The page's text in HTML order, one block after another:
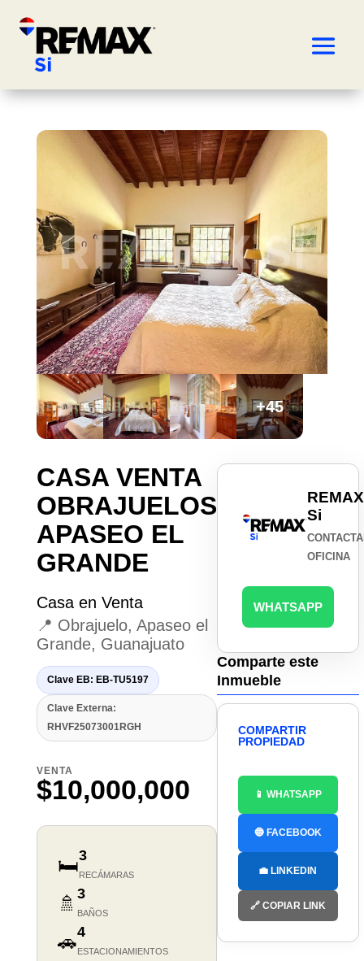
+45
CASA VENTA
OBRAJUELOS
APASEO EL
GRANDE
Casa en Venta
📍 Obrajuelo, Apaseo el
Grande, Guanajuato
Clave EB: EB-TU5197
Clave Externa:
RHVF25073001RGH
VENTA
$10,000,000
🛏️3
RECÁMARAS
🚿 3
BAÑOS
🚗4
ESTACIONAMIENTOS
REMAX
Si
OFICINA
WHATSAPP
Comparte este
Inmueble
COMPARTIR
PROPIEDAD
📱 WHATSAPP
🔵 FACEBOOK
💼 LINKEDIN
🔗 COPIAR LINK